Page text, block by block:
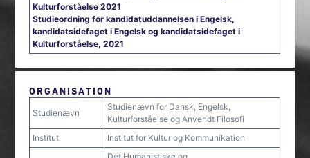
Kulturforståelse 2021
Studieordning for kandidatuddannelsen i Engelsk,
kandidatsidefaget i Engelsk og kandidatsidefaget i
Kulturforståelse, 2021
ORGANISATION
Studienævn
Studienævn for Dansk, Engelsk,
Kulturforståelse og Anvendt Filosofi
Institut
Institut for Kultur og Kommunikation